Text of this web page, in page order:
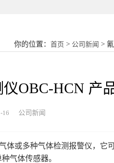
你的位置：首页 > 公司新闻 >
OBC-HCN 产
16 公司新闻
体或多种气体检测报警仪，它
气体传感器。